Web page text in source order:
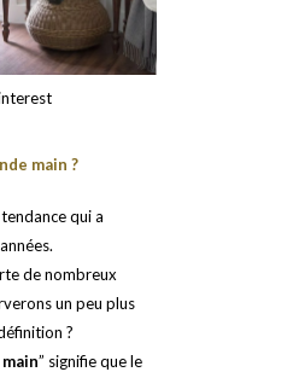
main ?
qui a
de nombreux
un peu plus
?
” signifie que le